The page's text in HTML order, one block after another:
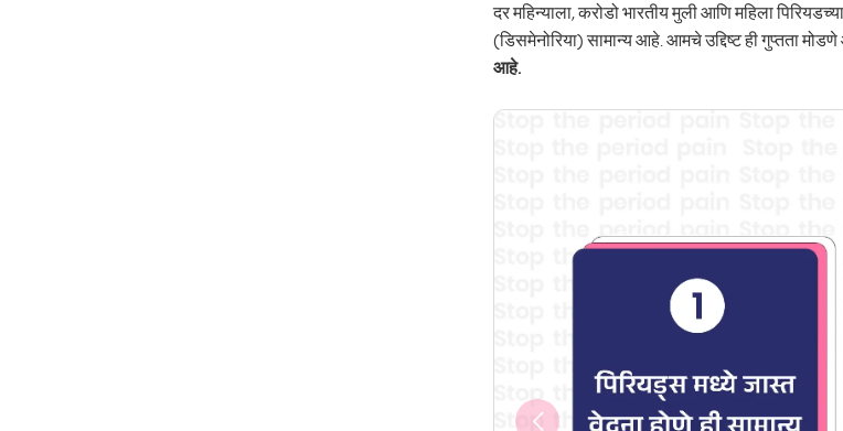
दर महिन्याला, करोडो भारतीय मुली आणि महिला
(डिसमेनोरिया) सामान्य आहे. आमचे उद्दिष्ट ही गुप्तता
आहे.